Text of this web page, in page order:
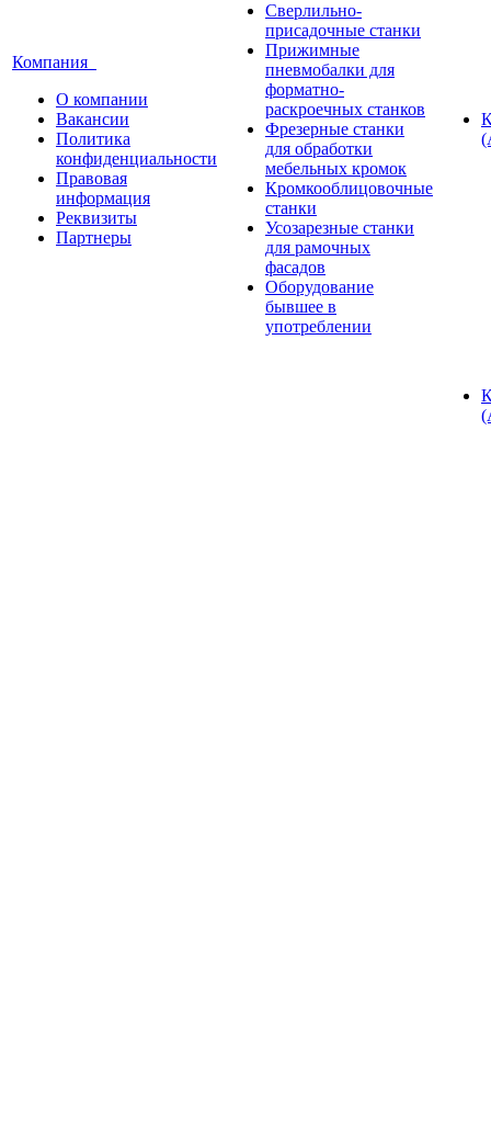
Компания
О компании
Вакансии
Политика
конфиденциальности
Правовая
информация
Реквизиты
Партнеры
Сверлильно-
присадочные станки
Прижимные
пневмобалки для
форматно-
раскроечных станков
Фрезерные станки
для обработки
мебельных кромок
Кромкооблицовочные
станки
Усозарезные станки
для рамочных
фасадов
Оборудование
бывшее в
употреблении